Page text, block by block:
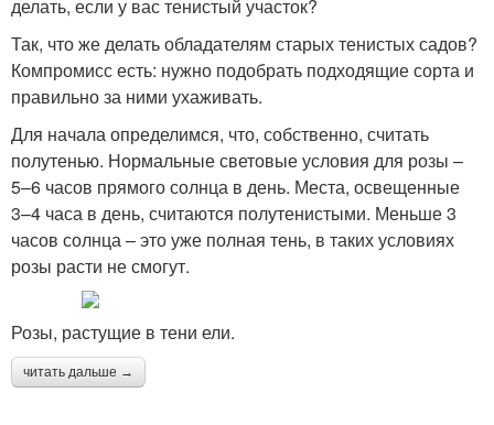
делать, если у вас тенистый участок?
Так, что же делать обладателям старых тенистых садов?
Компромисс есть: нужно подобрать подходящие сорта и
правильно за ними ухаживать.
Для начала определимся, что, собственно, считать
полутенью. Нормальные световые условия для розы –
5–6 часов прямого солнца в день. Места, освещенные
3–4 часа в день, считаются полутенистыми. Меньше 3
часов солнца – это уже полная тень, в таких условиях
розы расти не смогут.
Розы, растущие в тени ели.
читать дальше →